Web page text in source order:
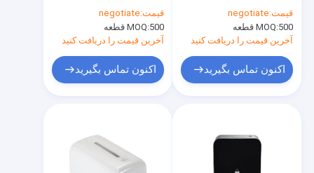
محصولات
قیمت:negotiate
MOQ:500 قطعه
آخرین قیمت را دریافت کنید
اکنون تماس بگیرید
قیمت:negotiate
MOQ:500 قطعه
آخرین قیمت را دریافت کنید
اکنون تماس بگیرید